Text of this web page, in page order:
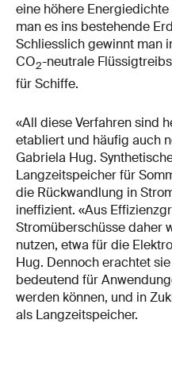
eine höhere
man es ins bestehende
Schliesslich gewinnt man
CO2-neutrale
für Schiffe.
«All diese Verfahren sind
etabliert und häufig auch
Gabriela Hug.
Langzeitspeicher für
die Rückwandlung in
ineffizient. «Aus
Stromüberschüsse daher
nutzen, etwa für die
Hug. Dennoch erachtet
bedeutend für
werden können, und in
als Langzeitspeicher.